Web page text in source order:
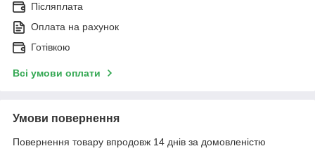
Післяплата
Оплата на рахунок
Готівкою
Всі умови оплати
Умови повернення
Повернення товару впродовж 14 днів за домовленістю